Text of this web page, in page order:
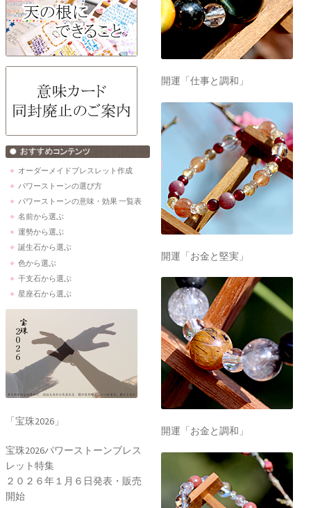
オーダーメイドブレスレット作成
パワーストーンの選び方
パワーストーンの意味・効果 一覧表
名前から選ぶ
運勢から選ぶ
誕生石から選ぶ
色から選ぶ
干支石から選ぶ
星座石から選ぶ
「宝珠2026」
宝珠2026パワーストーンブレス
レット特集
２０２６年１月６日発表・販売
開始
開運「仕事と調和」
開運「お金と堅実」
開運「お金と調和」